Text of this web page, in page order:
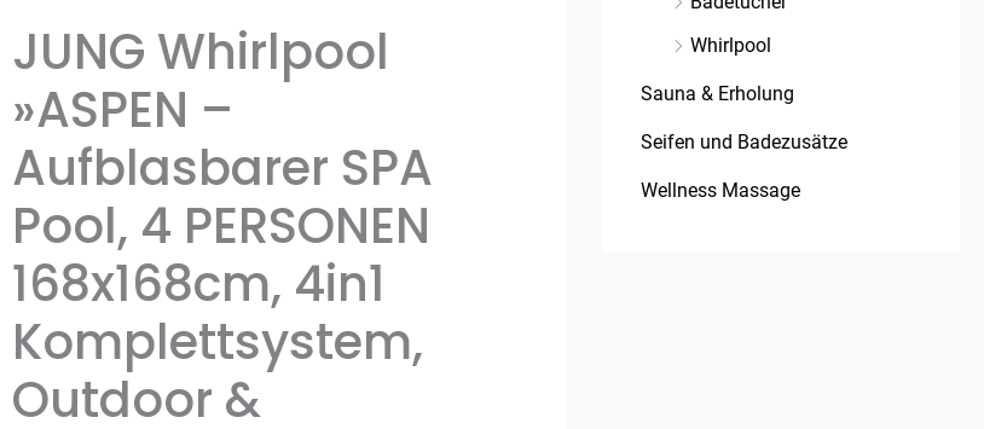
JUNG Whirlpool
»ASPEN –
Aufblasbarer SPA
Pool, 4 PERSONEN
168x168cm, 4in1
Komplettsystem,
Outdoor &
Whirlpool
Sauna & Erholung
Seifen und Badezusätze
Wellness Massage